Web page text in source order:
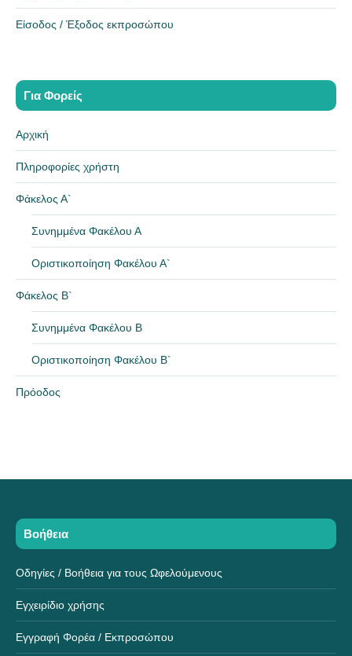
Είσοδος / Έξοδος εκπροσώπου
Για Φορείς
Αρχική
Πληροφορίες χρήστη
Φάκελος Α`
Συνημμένα Φακέλου Α
Οριστικοποίηση Φακέλου Α`
Φάκελος Β`
Συνημμένα Φακέλου Β
Οριστικοποίηση Φακέλου Β`
Πρόοδος
Βοήθεια
Οδηγίες / Βοήθεια για τους Ωφελούμενους
Εγχειρίδιο χρήσης
Εγγραφή Φορέα / Εκπροσώπου